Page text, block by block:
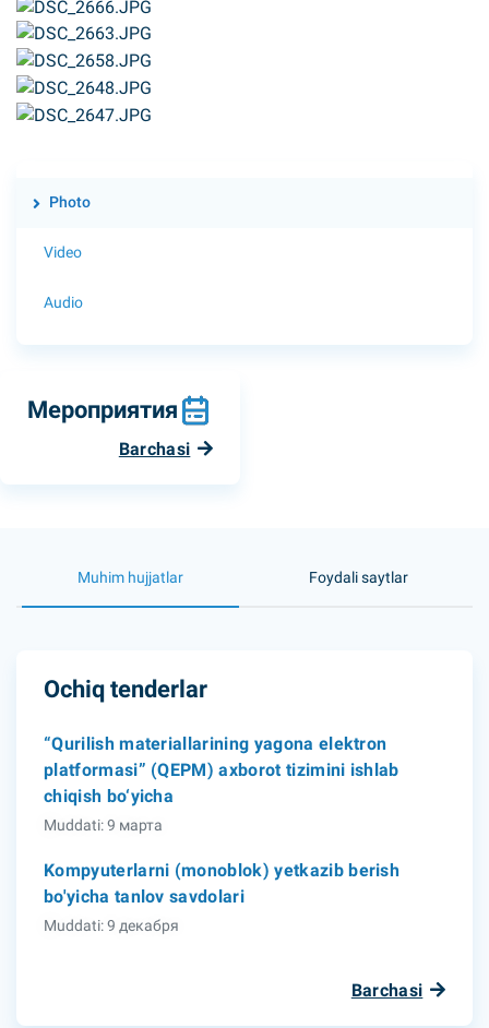
Photo
Video
Audio
Мероприятия
Barchasi
Muhim hujjatlar Foydali saytlar
Ochiq tenderlar
“Qurilish materiallarining yagona elektron
platformasi” (QEPM) axborot tizimini ishlab
chiqish bo‘yicha
Muddati: 9 марта
Kompyuterlarni (monoblok) yetkazib berish
bo'yicha tanlov savdolari
Muddati: 9 декабря
Barchasi